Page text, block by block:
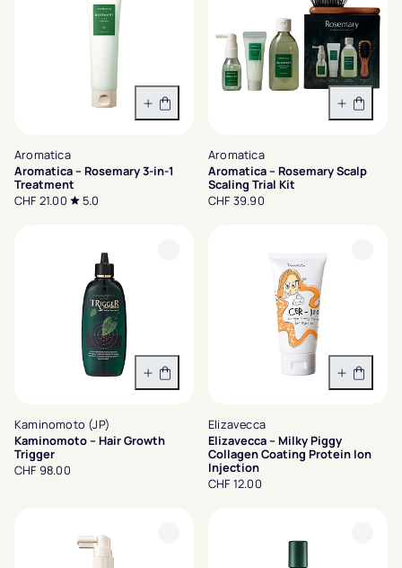
In den Warenkorb
Aromatica
Aromatica – Rosemary 3-in-1
Treatment
CHF 21.00
5.0
In den
Aromatica
Aromatica – Rosemary Scalp
Scaling Trial Kit
CHF 39.90
In den Warenkorb
Kaminomoto (JP)
Kaminomoto – Hair Growth
Trigger
CHF 98.00
In den
Elizavecca
Elizavecca – Milky Piggy
Collagen Coating Protein Ion
Injection
CHF 12.00